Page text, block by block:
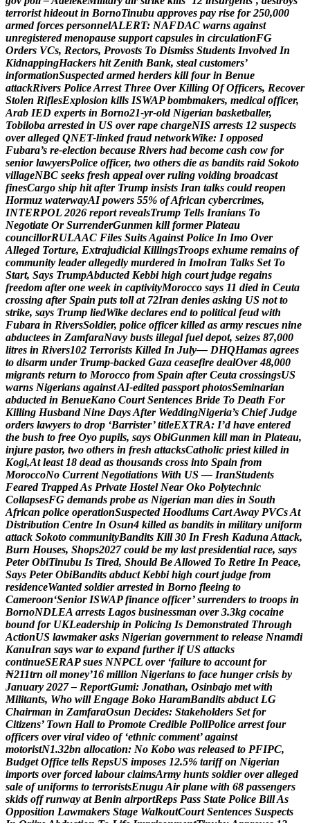
terrorist hideout in BornoTinubu approves pay rise for 250,000
armed forces personnelALERT: NAFDAC warns against
unregistered menopause support capsules in circulationFG
Orders VCs, Rectors, Provosts To Dismiss Students Involved In
KidnappingHackers hit Zenith Bank, steal customers’
informationSuspected armed herders kill four in Benue
attackRivers PoliceArrest Three Over Killing Of Officers, Recover
Stolen RiflesExplosion kills ISWAP bombmakers, medical officer,
Arab IED experts in Borno21-yr-old Nigerian basketballer,
Tobiloba arrested in US over rape chargeNIS arrests 12 suspects
over alleged QNET-linked fraud networkWike: I opposed
Fubara’s re-election because Rivers had become cash cow for
senior lawyersPolice officer, two others die as bandits raid Sokoto
villageNBC seeks fresh appeal over ruling voiding broadcast
finesCargo ship hit after Trump insists Iran talks could reopen
Hormuz waterwayAI powers 55% ofAfrican cybercrimes,
INTERPOL 2026 report revealsTrump Tells Iranians To
Negotiate Or SurrenderGunmen kill former Plateau
councillorRULAAC Files SuitsAgainst Police In Imo Over
Alleged Torture, Extrajudicial KillingsTroops exhume remains of
community leader allegedly murdered in ImoIran Talks Set To
Start, Says TrumpAbducted Kebbi high court judge regains
freedom after one week in captivityMorocco says 11 died in Ceuta
crossing after Spain puts toll at 72Iran denies asking US not to
strike, says Trump liedWike declares end to political feud with
Fubara in RiversSoldier, police officer killed as army rescues nine
abductees in ZamfaraNavy busts illegal fuel depot, seizes 87,000
litres in Rivers102 Terrorists Killed In July— DHQHamas agrees
to disarm under Trump-backed Gaza ceasefire dealOver 48,000
migrants return to Morocco from Spain after Ceuta crossingsUS
warns Nigerians againstAI-edited passport photosSeminarian
abducted in BenueKano Court Sentences Bride To Death For
Killing Husband Nine DaysAfter WeddingNigeria’s Chief Judge
orders lawyers to drop ‘Barrister’ titleEXTRA: I’d have entered
the bush to free Oyo pupils, says ObiGunmen kill man in Plateau,
injure pastor, two others in fresh attacksCatholic priest killed in
Kogi,At least 18 dead as thousands cross into Spain from
MoroccoNo Current Negotiations With US — IranStudents
Feared TrappedAs Private Hostel Near Oko Polytechnic
CollapsesFG demands probe as Nigerian man dies in South
African police operationSuspected Hoodlums CartAway PVCsAt
Distribution Centre In Osun4 killed as bandits in military uniform
attack Sokoto communityBandits Kill 30 In Fresh KadunaAttack,
Burn Houses, Shops2027 could be my last presidential race, says
Peter ObiTinubu Is Tired, Should BeAllowed To Retire In Peace,
Says Peter ObiBandits abduct Kebbi high court judge from
residenceWanted soldier arrested in Borno fleeing to
Cameroon‘Senior ISWAP finance officer’ surrenders to troops in
BornoNDLEA arrests Lagos businessman over 3.3kg cocaine
bound for UKLeadership in Policing Is Demonstrated Through
ActionUS lawmaker asks Nigerian government to release Nnamdi
KanuIran says war to expand further if US attacks
continueSERAP sues NNPCL over ‘failure to account for
₦211trn oil money’16 million Nigerians to face hunger crisis by
January 2027 – ReportGumi: Jonathan, Osinbajo met with
Militants, Who will Engage Boko HaramBandits abduct LG
Chairman in ZamfaraOsun Decides: Stakeholders Set for
Citizens’ Town Hall to Promote Credible PollPolice arrest four
officers over viral video of ‘ethnic comment’ against
motoristN1.32bn allocation: No Kobo was released to PFIPC,
Budget Office tells RepsUS imposes 12.5% tariff on Nigerian
imports over forced labour claimsArmy hunts soldier over alleged
sale of uniforms to terroristsEnuguAir plane with 68 passengers
skids off runway at Benin airportReps Pass State Police BillAs
Opposition Lawmakers Stage WalkoutCourt Sentences Suspects